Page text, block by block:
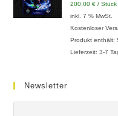
200,00€ /Stück
inkl. 7 % MwSt.
Kostenloser
Produkt enthält:
Lieferzeit:3-7
Newsletter